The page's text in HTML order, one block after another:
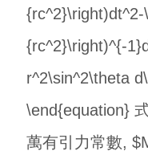
{rc^2}\right)^{-
r^2\sin^2\theta
\end{equation}
萬有引力常數,